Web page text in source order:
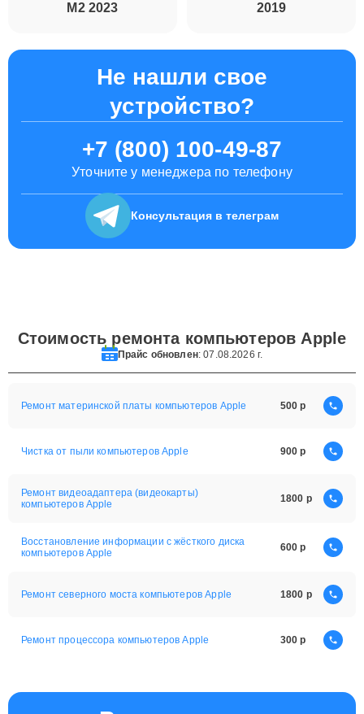
M2 2023
2019
Не нашли свое
устройство?
+7 (800) 100-49-87
Уточните у менеджера по телефону
Консультация в телеграм
Стоимость ремонта компьютеров Apple
Прайс обновлен: 07.08.2026 г.
Ремонт материнской платы компьютеров Apple 500
Чистка от пыли компьютеров Apple 900
Ремонт видеоадаптера (видеокарты)
компьютеров Apple
1800
Восстановление информации с жёсткого диска
компьютеров Apple
600
Ремонт северного моста компьютеров Apple 1800
Ремонт процессора компьютеров Apple 300